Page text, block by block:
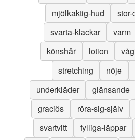
mjölkaktig-hud
svarta-klackar
varm
könshår
lotion
stretching
nöje
underkläder
glänsande
graciös
röra-sig-själv
svartvitt
fylliga-läppar